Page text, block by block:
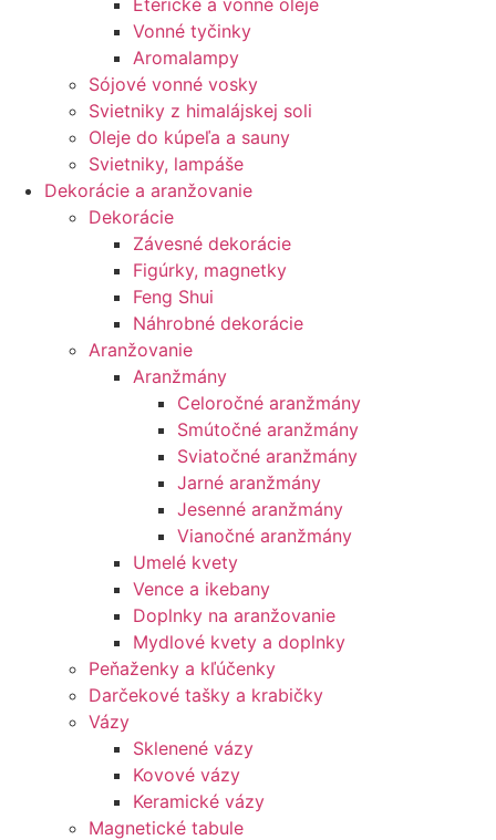
Éterické a vonné oleje
Vonné tyčinky
Aromalampy
Sójové vonné vosky
Svietniky z himalájskej soli
Oleje do kúpeľa a sauny
Svietniky, lampáše
Dekorácie a aranžovanie
Dekorácie
Závesné dekorácie
Figúrky, magnetky
Feng Shui
Náhrobné dekorácie
Aranžovanie
Aranžmány
Celoročné aranžmány
Smútočné aranžmány
Sviatočné aranžmány
Jarné aranžmány
Jesenné aranžmány
Vianočné aranžmány
Umelé kvety
Vence a ikebany
Doplnky na aranžovanie
Mydlové kvety a doplnky
Peňaženky a kľúčenky
Darčekové tašky a krabičky
Vázy
Sklenené vázy
Kovové vázy
Keramické vázy
Magnetické tabule